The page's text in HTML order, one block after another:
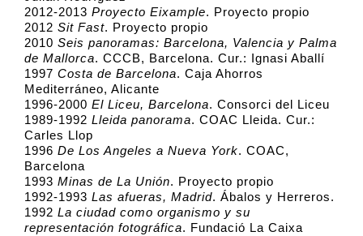
2012-2013 Proyecto Eixample. Proyecto propio
2012 Sit Fast. Proyecto propio
2010 Seis panoramas: Barcelona, Valencia y Palma
de Mallorca. CCCB, Barcelona. Cur.: Ignasi Aballí
1997 Costa de Barcelona. Caja Ahorros
Mediterráneo, Alicante
1996-2000 El Liceu, Barcelona. Consorci del Liceu
1989-1992 Lleida panorama. COAC Lleida. Cur.:
Carles Llop
1996 De Los Angeles a Nueva York. COAC,
Barcelona
1993 Minas de La Unión. Proyecto propio
1992-1993 Las afueras, Madrid. Ábalos y Herreros.
1992 La ciudad como organismo y su
representación fotográfica. Fundació La Caixa